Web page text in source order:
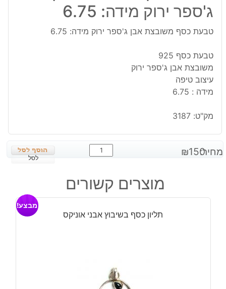
ג'ספר ירוק מידה: 6.75
טבעת כסף משובצת אבן ג'ספר ירוק מידה: 6.75
טבעת כסף 925
משובצת אבן ג'ספר ירוק
עיצוב טיפה
מידה : 6.75
מק"ט: 3187
מחיר: ₪150
כמות
של
כסף
משובצת
ג'ספר
לסל
מוצרים קשורים
תליון כסף בשיבוץ אבני אוניקס
מבצע!